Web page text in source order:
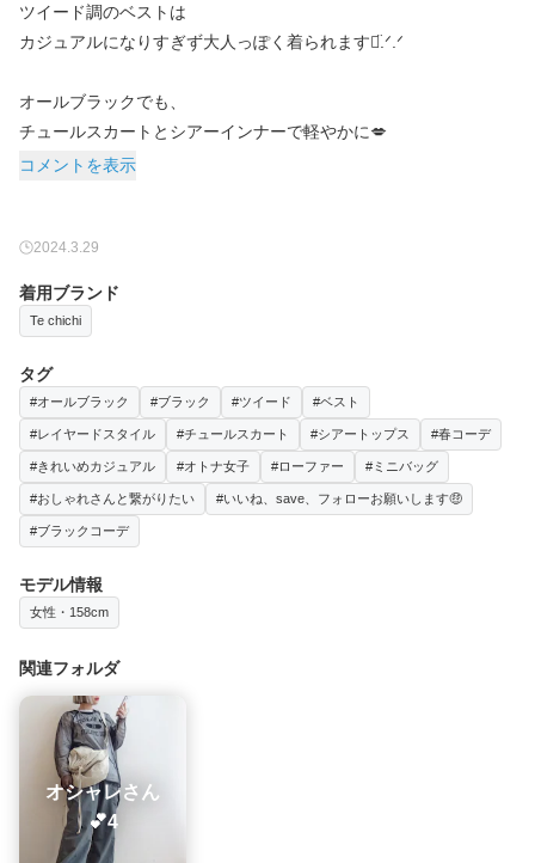
ツイード調のベストは
カジュアルになりすぎず大人っぽく着られます‪ᯅ̈.ᐟ.ᐟ
オールブラックでも、
チュールスカートとシアーインナーで軽やかに💋
コメントを表示
2024.3.29
着用ブランド
Te chichi
タグ
#オールブラック #ブラック #ツイード #ベスト
#レイヤードスタイル #チュールスカート #シアートップス #春コーデ
#きれいめカジュアル #オトナ女子 #ローファー #ミニバッグ
#おしゃれさんと繋がりたい #いいね、save、フォローお願いします🤑
#ブラックコーデ
モデル情報
女性・158cm
関連フォルダ
オシャレさん
💕4